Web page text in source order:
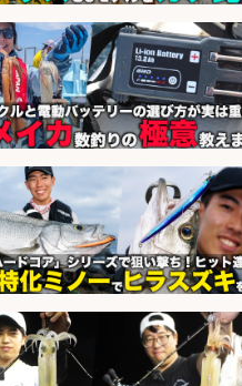
フジアルテ株式会社
sponsored by 求人ボックス
さらに求人情報を見る